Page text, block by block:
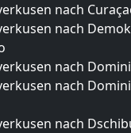
nach
nach
nach
nach
nach